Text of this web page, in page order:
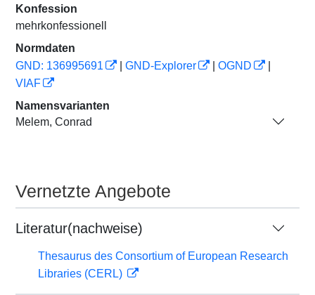
Konfession
mehrkonfessionell
Normdaten
GND: 136995691
GND-Explorer OGND
VIAF
Namensvarianten
Melem, Conrad
Vernetzte Angebote
Literatur(nachweise)
Thesaurus des Consortium of European Research
Libraries (CERL)